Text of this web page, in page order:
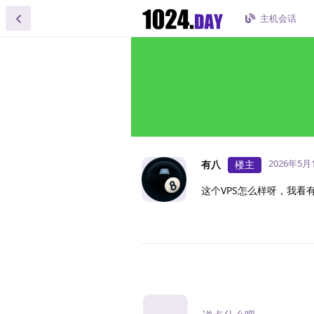
主机会话
有八 楼主 2026年5月
这个VPS怎么样呀，我看